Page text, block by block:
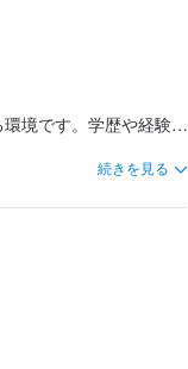
境です。学歴や経験は
リンク作成も担当して
接客をするのが好き、
未経験の方でも先輩ス
続きを見る
らではの丁寧なサポー
みません！
。給与手渡しOKで、
ので自分らしく働け
らではの丁寧なサポー
みません！
。給与手渡しOKで、
ので自分らしく働け
境です。学歴や経験
。給与手渡しOKで、
ので自分らしく働け